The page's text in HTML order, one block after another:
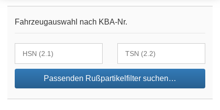
Fahrzeugauswahl nach KBA-Nr.
Passenden Rußpartikelfilter suchen…